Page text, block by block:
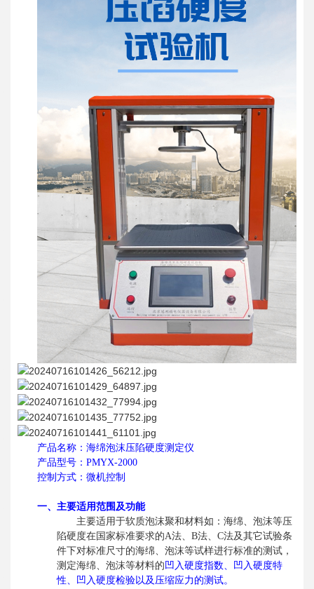
产品名称：海绵泡沫压陷硬度测定仪
产品型号：PMYX-2000
控制方式：微机控制
一、主要适用范围及功能
主要适用于软质泡沫聚和材料如：海绵、泡沫等压
陷硬度在国家标准要求的A法、B法、C法及其它试验条
件下对标准尺寸的海绵、泡沫等试样进行标准的测试，
测定海绵、泡沫等材料的 凹入硬度指数、凹入硬度特
性、凹入硬度检验以及压缩应力的测试。